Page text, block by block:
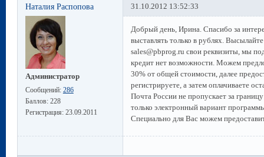
Наталия Распопова
Администратор
Сообщений: 286
Баллов: 228
Регистрация: 23.09.2011
31.10.2012 13:52:33
Добрый день, Ирина. Спасибо за
выставлять только в рублях.
sales@pbprog.ru свои реквизиты, мы
кредит нет возможности. Можем
30% от общей стоимости, далее
регистрируете, а затем оплачиваете
Почта России не пропускает за
только электронный вариант
Специально для Вас можем